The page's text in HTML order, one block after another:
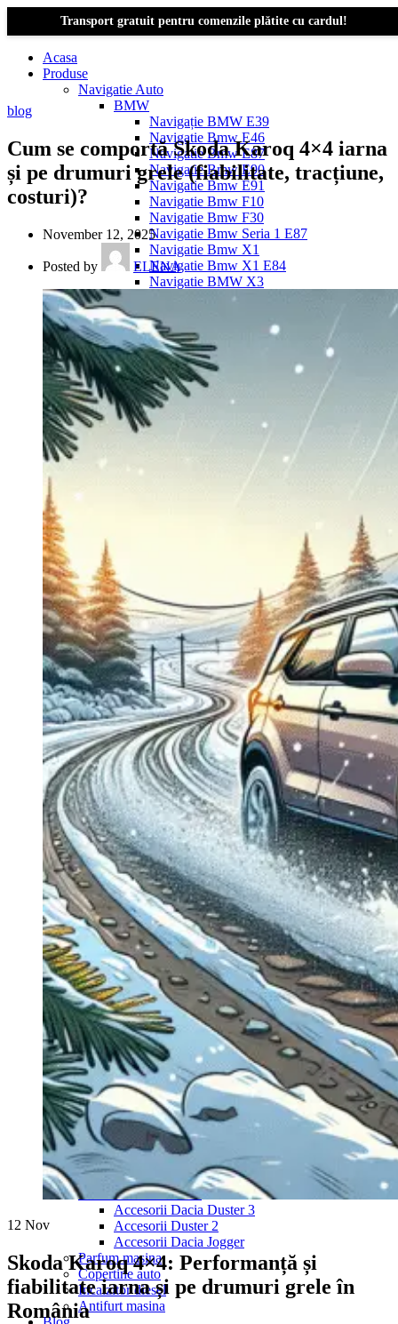
Transport gratuit pentru comenzile plătite cu cardul!
Acasa
Produse
Navigatie Auto
BMW
Navigație BMW E39
Navigatie Bmw E46
Navigatie Bmw E87
Navigatie Bmw E90
Navigatie Bmw E91
Navigatie Bmw F10
Navigatie Bmw F30
Navigatie Bmw Seria 1 E87
Navigatie Bmw X1
Navigatie Bmw X1 E84
Navigatie BMW X3
Navigatie BMW X3 E83
Navigatie BMW X3 f25
Dacia Logan
Navigație Dacia Logan 1 (2004–2012)
Navigație Dacia Logan 2 (2012–2020)
Navigație Dacia Logan 3 (2020–Prezent)
Dacia Duster
Navigatie Duster 2011
Navigatie Duster 2019
Navigatie Audi A3 8p
Navigatie Audi A4
Navigatie Audi A6 C7
Navigatie Audi Q5
Ford
Navigație Ford Fiesta
Navigație Ford Focus 1
Navigație Ford Focus 2
Navigație Ford Focus MK3
Navigație Ford Mondeo MK3
Navigație Ford Mondeo MK4
Navigație Ford Transit
Mercedes
Navigație Mercedes C Class W203
Navigație Mercedes C Class W204
Navigație Mercedes W203
Navigație Mercedes W204
Navigație Mercedes W211
Navigație Mercedes Sprinter
Passat
Navigație Passat B5
Navigație Passat B5 5
Navigație Passat B6
Navigație Passat B7
Navigație Passat B8
Navigație Passat CC
Skoda
Navigație Skoda Fabia 1
Navigație Skoda Fabia 2
Navigație Skoda Octavia 1
Navigație Skoda Octavia 2
Navigație Skoda Octavia 3
Navigație Skoda Rapid
Navigație Skoda Superb 1
Navigație Skoda Superb 2
Navigație Toyota Avensis T25
Portbagaj Plafon Auto
Sub 350 Litri
Peste 450 litri
Accesorii auto masina
Accesorii Dacia Duster 3
Accesorii Duster 2
Accesorii Dacia Jogger
Parfum masina
Copertine auto
Incalzitor diesel
Antifurt masina
blog
Cum se comportă Skoda Karoq 4×4 iarna
și pe drumuri grele (fiabilitate, tracțiune,
costuri)?
November 12, 2025
Posted by ELENA
12 Nov
Skoda Karoq 4×4: Performanță și
fiabilitate iarna și pe drumuri grele în
România